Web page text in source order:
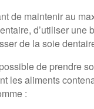
de maintenir au
d’utiliser une
de la soie
de prendre
les aliments
: